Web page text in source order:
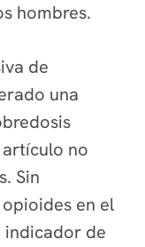
hombres.
de
una
artículo no
Sin
en el
de